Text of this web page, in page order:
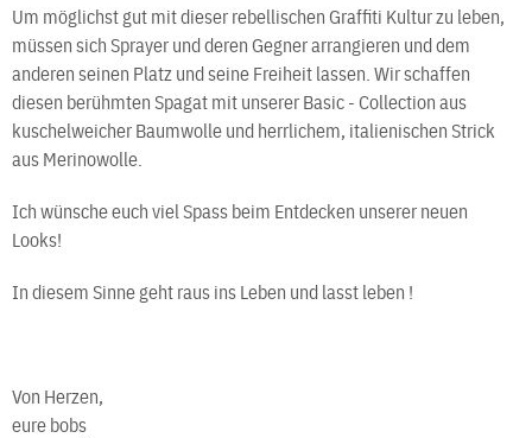
Um möglichst gut mit dieser rebellischen Graffiti Kultur zu leben,
müssen sich Sprayer und deren Gegner arrangieren und dem
anderen seinen Platz und seine Freiheit lassen. Wir schaffen
diesen berühmten Spagat mit unserer Basic - Collection aus
kuschelweicher Baumwolle und herrlichem, italienischen Strick
aus Merinowolle.
Ich wünsche euch viel Spass beim Entdecken unserer neuen
Looks!
In diesem Sinne geht raus ins Leben und lasst leben !
Von Herzen,
eure bobs